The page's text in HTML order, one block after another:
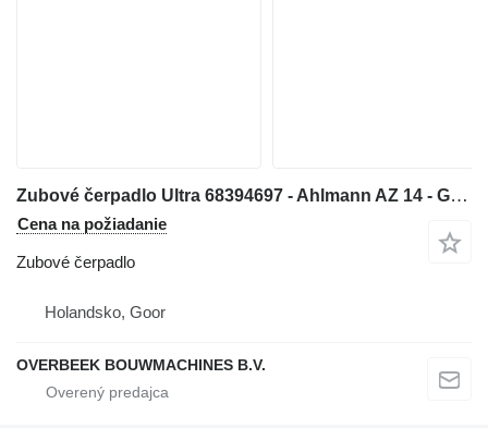
Zubové čerpadlo Ultra 68394697 - Ahlmann AZ 14 - Gearpump na kolesového nakladača
Cena na požiadanie
Zubové čerpadlo
Holandsko, Goor
OVERBEEK BOUWMACHINES B.V.